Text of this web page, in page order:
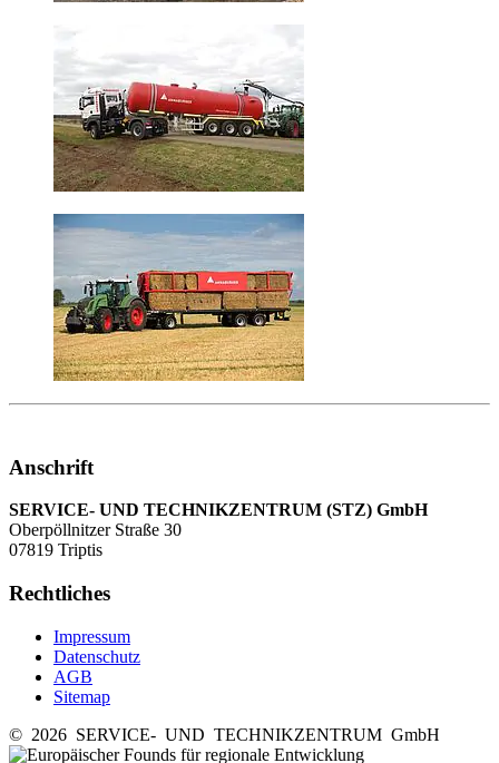
Anschrift
SERVICE- UND TECHNIKZENTRUM (STZ) GmbH
Oberpöllnitzer Straße 30
07819 Triptis
Rechtliches
Impressum
Datenschutz
AGB
Sitemap
© 2026 SERVICE- UND TECHNIKZENTRUM GmbH